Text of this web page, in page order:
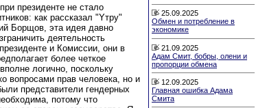
президенте не стало
как рассказал "Yтру"
Борщов, эта идея давно
деятельность
и Комиссии, они в
более четкое
логично, поскольку
вопросами прав человека, но и
представители гендерных
потому что
25.09.2025
Обмен и потребление в
экономике
21.09.2025
Адам Смит, бобры, олени и
пропорции обмена
12.09.2025
Главная ошибка Адама
Смита